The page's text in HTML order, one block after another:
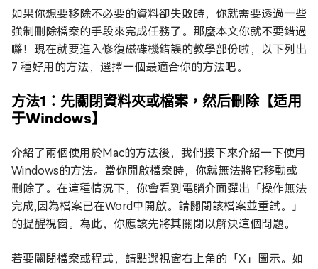
如果你想要移除不必要的資料卻失敗時，你就需要透過一些
強制刪除檔案的手段來完成任務了。那麼本文你就不要錯過
囖！現在就要進入修復磁碟機錯誤的教學部份啦，以下列出
7 種好用的方法，選擇一個最適合你的方法吧。
方法1：先關閉資料夾或檔案，然后刪除【适用
于Windows】
介紹了兩個使用於Mac的方法後，我們接下來介紹一下使用
Windows的方法。當你開啟檔案時，你就無法將它移動或
刪除了。在這種情況下，你會看到電腦介面彈出「操作無法
完成,因為檔案已在Word中開啟。請關閉該檔案並重試。」
的提醒視窗。為此，你應該先將其關閉以解決這個問題。
若要關閉檔案或程式，請點選視窗右上角的「X」圖示。如